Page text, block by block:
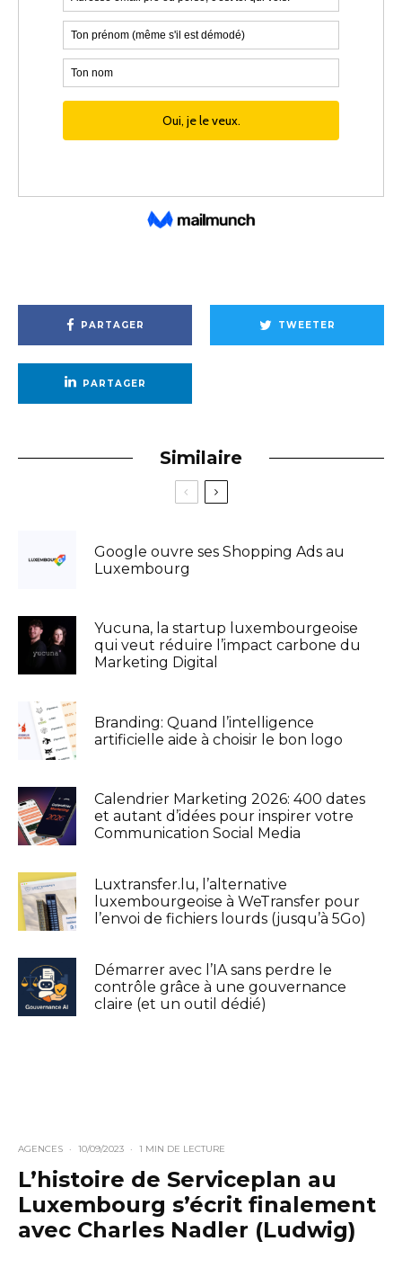
PARTAGER TWEETER
PARTAGER
Similaire
Google ouvre ses Shopping Ads au
Luxembourg
Yucuna, la startup luxembourgeoise
qui veut réduire l’impact carbone du
Marketing Digital
Branding: Quand l’intelligence
artificielle aide à choisir le bon logo
Calendrier Marketing 2026: 400 dates
et autant d’idées pour inspirer votre
Communication Social Media
Luxtransfer.lu, l’alternative
luxembourgeoise à WeTransfer pour
l’envoi de fichiers lourds (jusqu’à 5Go)
Démarrer avec l’IA sans perdre le
contrôle grâce à une gouvernance
claire (et un outil dédié)
AGENCES · 10/09/2023 · 1 MIN DE LECTURE
L’histoire de Serviceplan au
Luxembourg s’écrit finalement
avec Charles Nadler (Ludwig)